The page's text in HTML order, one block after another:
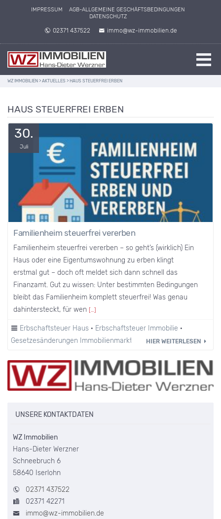
IMPRESSUM
AGB-ALLGEMEINE GESCHÄFTSBEDINGUNGEN
DATENSCHUTZ
02371 437522 immo@wz-immobilien.de
WZ IMMOBILIEN > AKTUELLES > HAUS STEUERFREI ERBEN
HAUS STEUERFREI ERBEN
30.
Juli
Familienheim steuerfrei vererben
Familienheim steuerfrei vererben – so geht’s (wirklich) Ein
Haus oder eine Eigentumswohnung zu erben klingt
erstmal gut – doch oft meldet sich dann schnell das
Finanzamt. Gut zu wissen: Unter bestimmten Bedingungen
bleibt das Familienheim komplett steuerfrei! Was genau
dahintersteckt, für wen […]
Erbschaftsteuer Haus · Erbschaftsteuer Immobilie ·
Gesetzesänderungen Immobilienmarkt
HIER WEITERLESEN
UNSERE KONTAKTDATEN
WZ Immobilien
Hans-Dieter Werzner
Schneebruch 6
58640 Iserlohn
02371 437522
02371 42271
immo@wz-immobilien.de